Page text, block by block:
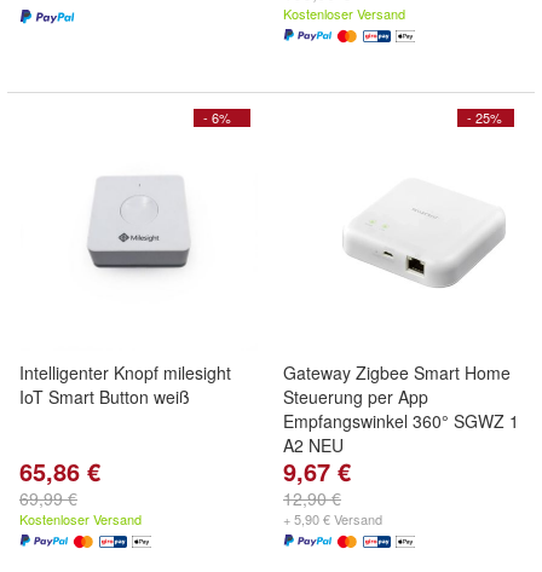
Kostenloser Versand
- 6%
Intelligenter Knopf milesight
IoT Smart Button weiß
65,86 €
69,99 €
Kostenloser Versand
- 25%
Gateway Zigbee Smart Home
Steuerung per App
Empfangswinkel 360° SGWZ 1
A2 NEU
9,67 €
12,90 €
+ 5,90 € Versand